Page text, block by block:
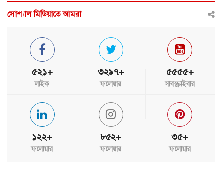
সোশ্যাল মিডিয়াতে আমরা
৫২১+
লাইক
৩২৯৭+
ফলোয়ার
৫৫৫৫+
সাবস্ক্রাইবার
১২২+
ফলোয়ার
৮৫২+
ফলোয়ার
৩৫+
ফলোয়ার